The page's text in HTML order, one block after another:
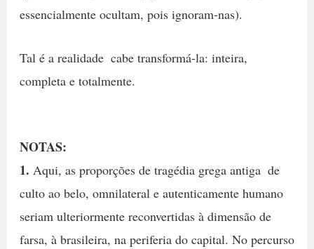
essencialmente ocultam, pois ignoram-nas).
Tal é a realidade  cabe transformá-la: inteira,
completa e totalmente.
NOTAS:
1. Aqui, as proporções de tragédia grega antiga  de
culto ao belo, omnilateral e autenticamente humano 
seriam ulteriormente reconvertidas à dimensão de
farsa, à brasileira, na periferia do capital. No percurso